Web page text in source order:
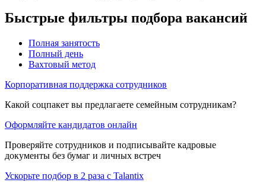
Быстрые фильтры подбора вакансий
Полная занятость
Полный день
Вахтовый метод
Корпоративная поддержка сотрудников
Какой соцпакет вы предлагаете семейным сотрудникам?
Оформляйте кандидатов онлайн
Проверяйте сотрудников и подписывайте кадровые
документы без бумаг и личных встреч
Ускорьте подбор в 2 раза с Talantix